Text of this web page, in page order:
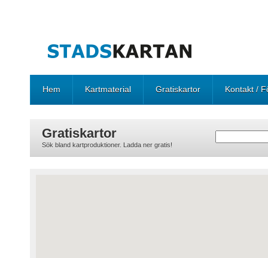
Hem Kartmaterial Gratiskartor Kontakt /
Gratiskartor
Sök bland kartproduktioner. Ladda ner gratis!